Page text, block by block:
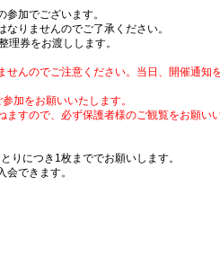
加でございます。
りませんのでご了承ください。
券をお渡しします。
んのでご注意ください。当日、開催通知
加をお願いいたします。
すので、必ず保護者様のご観覧をお願いい
りにつき1枚まででお願いします。
できます。